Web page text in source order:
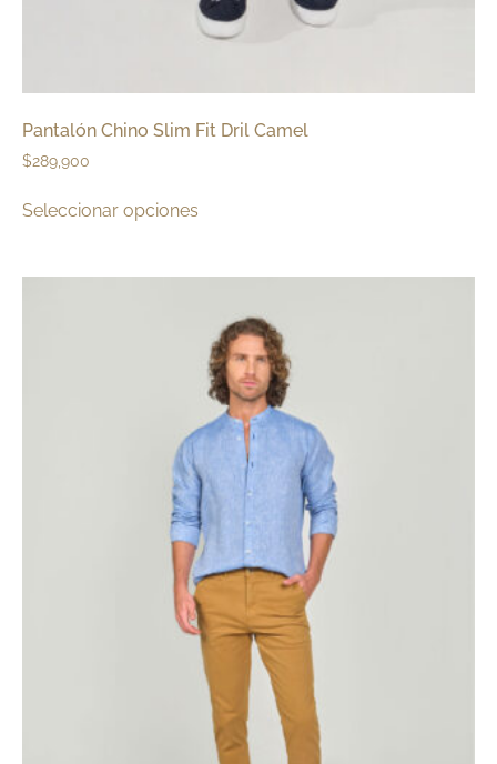
Pantalón Chino Slim Fit Dril Camel
$289,900
Seleccionar opciones